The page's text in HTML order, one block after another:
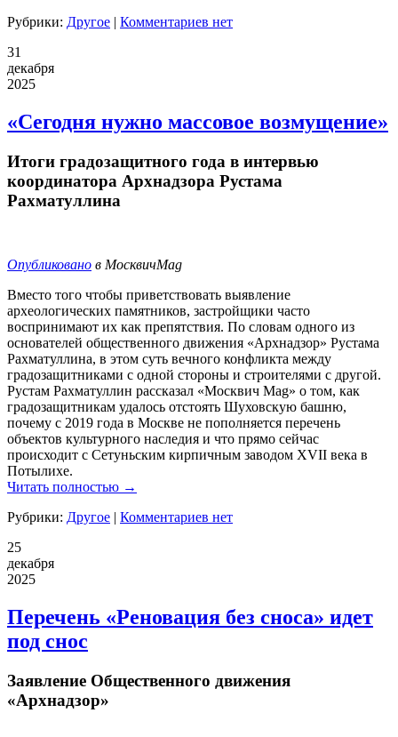
Рубрики: Другое | Комментариев нет
31
декабря
2025
«Сегодня нужно массовое возмущение»
Итоги градозащитного года в интервью
координатора Архнадзора Рустама
Рахматуллина
Опубликовано в МосквичMag
Вместо того чтобы приветствовать выявление
археологических памятников, застройщики часто
воспринимают их как препятствия. По словам одного из
основателей общественного движения «Архнадзор» Рустама
Рахматуллина, в этом суть вечного конфликта между
градозащитниками с одной стороны и строителями с другой.
Рустам Рахматуллин рассказал «Москвич Mag» о том, как
градозащитникам удалось отстоять Шуховскую башню,
почему с 2019 года в Москве не пополняется перечень
объектов культурного наследия и что прямо сейчас
происходит с Сетуньским кирпичным заводом XVII века в
Потылихе.
Читать полностью →
Рубрики: Другое | Комментариев нет
25
декабря
2025
Перечень «Реновация без сноса» идет
под снос
Заявление Общественного движения
«Архнадзор»